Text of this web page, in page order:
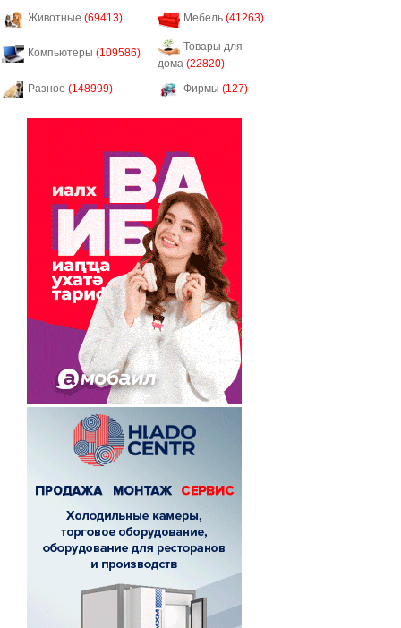
Животные (69413) Мебель (41263)
Компьютеры (109586)
Товары для
дома (22820)
Разное (148999) Фирмы (127)